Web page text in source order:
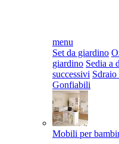
menu
Set da giardino
giardino Sedia a
successivi
Gonfiabili
Mobili per